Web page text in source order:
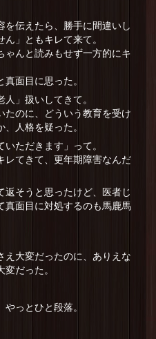
を伝えたら、勝手に間違いし
」ともキレて来て。
ゃんと読みもせず一方的にキ
面目に思った。
」扱いしてきて。
たのに、どういう教育を受け
人格を疑った。
ただきます」って。
レてきて、更年期障害なんだ
そうと思ったけど、医者じ
真面目に対処するのも馬鹿馬
え大変だったのに、ありえな
だった。
っとひと段落。